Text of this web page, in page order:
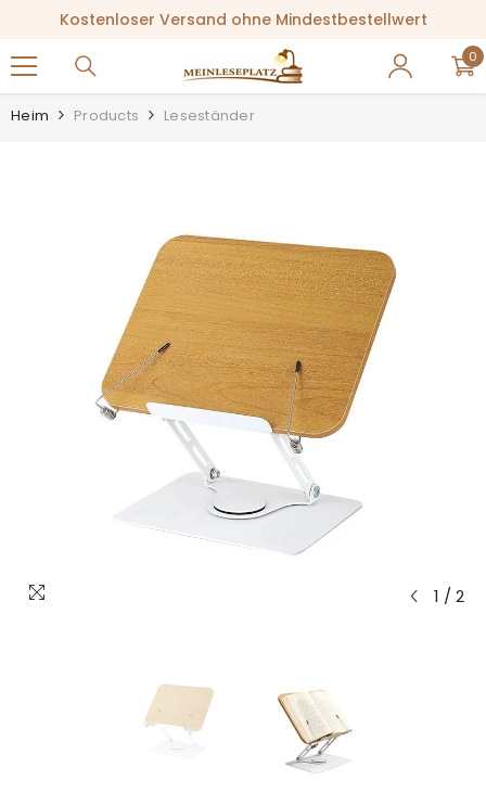
Kostenloser Versand ohne Mindestbestellwert
0
0
Heim Products Leseständer
1 / 2